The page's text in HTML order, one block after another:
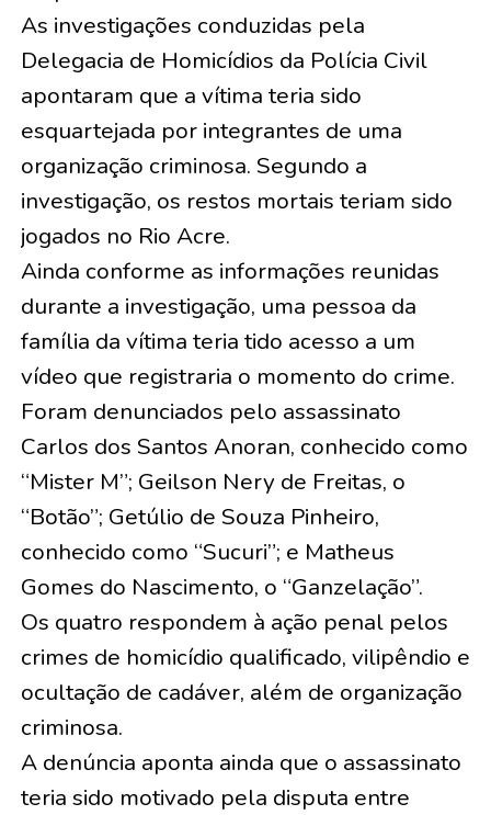
As investigações conduzidas pela
Delegacia de Homicídios da Polícia Civil
apontaram que a vítima teria sido
esquartejada por integrantes de uma
organização criminosa. Segundo a
investigação, os restos mortais teriam sido
jogados no Rio Acre.
Ainda conforme as informações reunidas
durante a investigação, uma pessoa da
família da vítima teria tido acesso a um
vídeo que registraria o momento do crime.
Foram denunciados pelo assassinato
Carlos dos Santos Anoran, conhecido como
“Mister M”; Geilson Nery de Freitas, o
“Botão”; Getúlio de Souza Pinheiro,
conhecido como “Sucuri”; e Matheus
Gomes do Nascimento, o “Ganzelação”.
Os quatro respondem à ação penal pelos
crimes de homicídio qualificado, vilipêndio e
ocultação de cadáver, além de organização
criminosa.
A denúncia aponta ainda que o assassinato
teria sido motivado pela disputa entre